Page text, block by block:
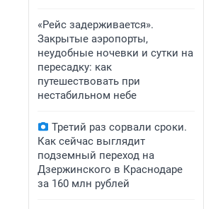
«Рейс задерживается».
Закрытые аэропорты,
неудобные ночевки и сутки на
пересадку: как
путешествовать при
нестабильном небе
Третий раз сорвали сроки.
Как сейчас выглядит
подземный переход на
Дзержинского в Краснодаре
за 160 млн рублей